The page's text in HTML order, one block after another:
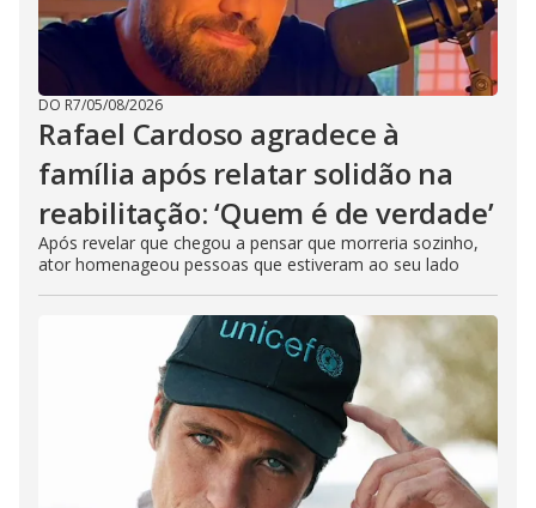
DO R7/05/08/2026
Rafael Cardoso agradece à
família após relatar solidão na
reabilitação: ‘Quem é de verdade’
Após revelar que chegou a pensar que morreria sozinho,
ator homenageou pessoas que estiveram ao seu lado